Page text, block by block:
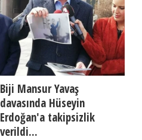
Biji Mansur Yavaş
davasında Hüseyin
Erdoğan'a takipsizlik
verildi...